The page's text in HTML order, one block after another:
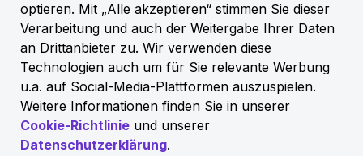
Haz tu pedido
optieren. Mit „Alle akzeptieren“ stimmen Sie dieser
Verarbeitung und auch der Weitergabe Ihrer Daten
an Drittanbieter zu. Wir verwenden diese
Technologien auch um für Sie relevante Werbung
u.a. auf Social-Media-Plattformen auszuspielen.
Weitere Informationen finden Sie in unserer
Cookie-Richtlinie und unserer
Datenschutzerklärung.